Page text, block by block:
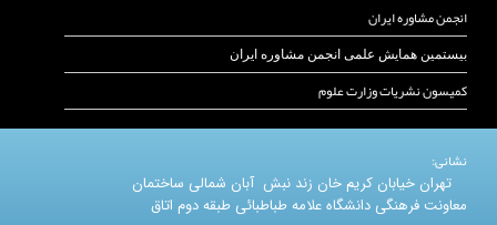
انجمن مشاوره ایران
بیستمین همایش علمی انجمن مشاوره ایران
کمیسون نشریات وزارت علوم
نشانی:
تهران خیابان کریم خان زند نبش آبان شمالی ساختمان
معاونت فرهنگی دانشگاه علامه طباطبائی طبقه دوم اتاق